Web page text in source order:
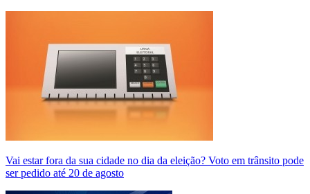
Vai estar fora da sua cidade no dia da eleição? Voto em trânsito pode
ser pedido até 20 de agosto